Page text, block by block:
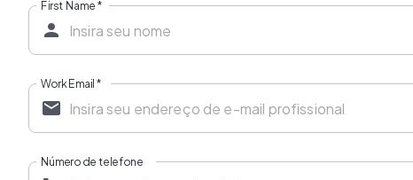
First Name*
Work Email*
Número de telefone